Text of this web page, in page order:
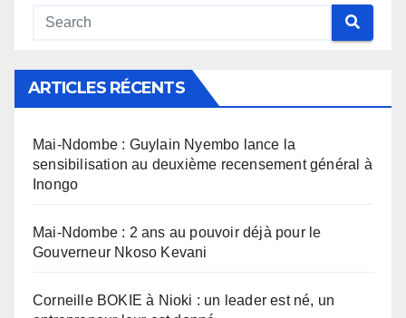
ARTICLES RÉCENTS
Mai-Ndombe : Guylain Nyembo lance la
sensibilisation au deuxième recensement général à
Inongo
Mai-Ndombe : 2 ans au pouvoir déjà pour le
Gouverneur Nkoso Kevani
Corneille BOKIE à Nioki : un leader est né, un